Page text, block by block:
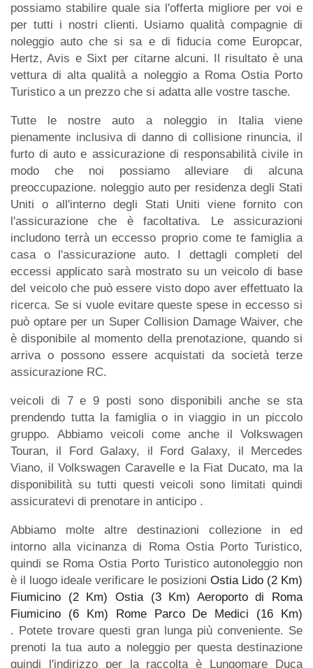
possiamo stabilire quale sia l'offerta migliore per voi e
per tutti i nostri clienti. Usiamo qualità compagnie di
noleggio auto che si sa e di fiducia come Europcar,
Hertz, Avis e Sixt per citarne alcuni. Il risultato è una
vettura di alta qualità a noleggio a Roma Ostia Porto
Turistico a un prezzo che si adatta alle vostre tasche.
Tutte le nostre auto a noleggio in Italia viene
pienamente inclusiva di danno di collisione rinuncia, il
furto di auto e assicurazione di responsabilità civile in
modo che noi possiamo alleviare di alcuna
preoccupazione. noleggio auto per residenza degli Stati
Uniti o all'interno degli Stati Uniti viene fornito con
l'assicurazione che è facoltativa. Le assicurazioni
includono terrà un eccesso proprio come te famiglia a
casa o l'assicurazione auto. I dettagli completi del
eccessi applicato sarà mostrato su un veicolo di base
del veicolo che può essere visto dopo aver effettuato la
ricerca. Se si vuole evitare queste spese in eccesso si
può optare per un Super Collision Damage Waiver, che
è disponibile al momento della prenotazione, quando si
arriva o possono essere acquistati da società terze
assicurazione RC.
veicoli di 7 e 9 posti sono disponibili anche se sta
prendendo tutta la famiglia o in viaggio in un piccolo
gruppo. Abbiamo veicoli come anche il Volkswagen
Touran, il Ford Galaxy, il Ford Galaxy, il Mercedes
Viano, il Volkswagen Caravelle e la Fiat Ducato, ma la
disponibilità su tutti questi veicoli sono limitati quindi
assicuratevi di prenotare in anticipo .
Abbiamo molte altre destinazioni collezione in ed
intorno alla vicinanza di Roma Ostia Porto Turistico,
quindi se Roma Ostia Porto Turistico autonoleggio non
è il luogo ideale verificare le posizioni Ostia Lido (2 Km)
Fiumicino (2 Km)
Ostia (3 Km) Aeroporto di Roma
Fiumicino (6 Km)
Rome Parco De Medici (16 Km)
. Potete trovare questi gran lunga più conveniente. Se
prenoti la tua auto a noleggio per questa destinazione
quindi l'indirizzo per la raccolta è Lungomare Duca